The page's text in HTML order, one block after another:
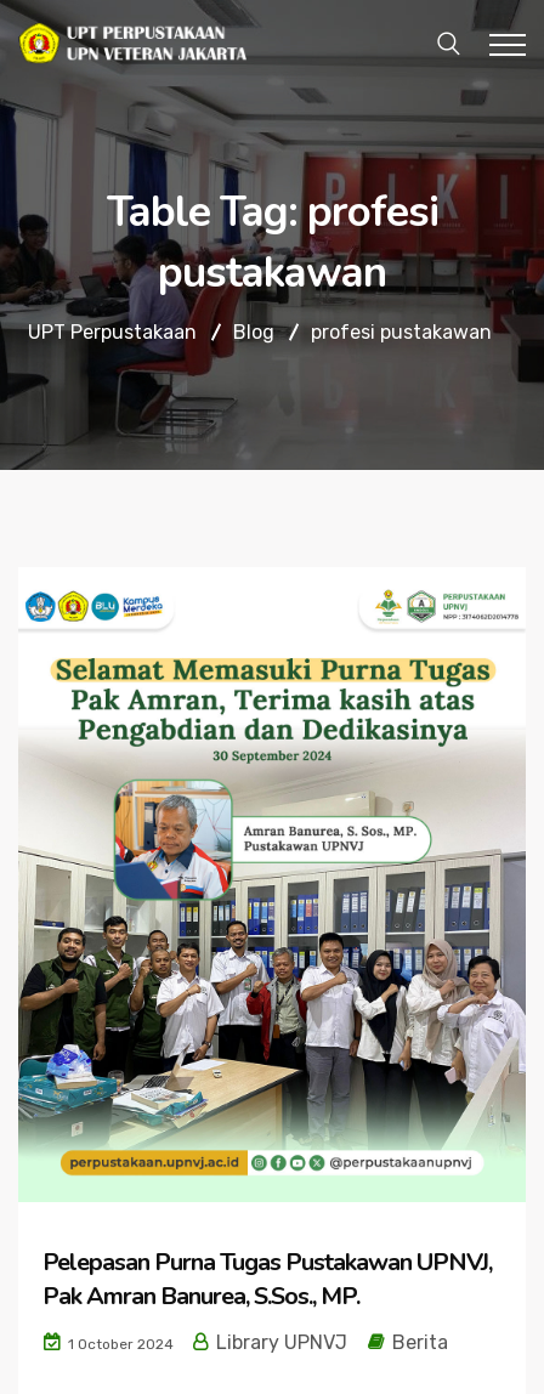
Table Tag:profesi
pustakawan
UPT Perpustakaan Blog profesi pustakawan
Pelepasan Purna Tugas Pustakawan UPNVJ,
Pak Amran Banurea, S.Sos., MP.
1 October 2024 Library UPNVJ Berita